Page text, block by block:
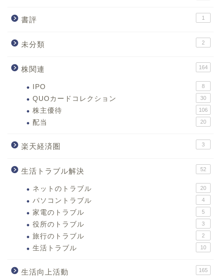
書評 1
未分類 2
株関連 164
IPO 8
QUOカードコレクション 30
株主優待 106
配当 20
楽天経済圏 3
生活トラブル解決 52
ネットのトラブル 20
パソコントラブル 4
家電のトラブル 5
役所のトラブル 3
旅行のトラブル 2
生活トラブル 10
生活向上活動 165